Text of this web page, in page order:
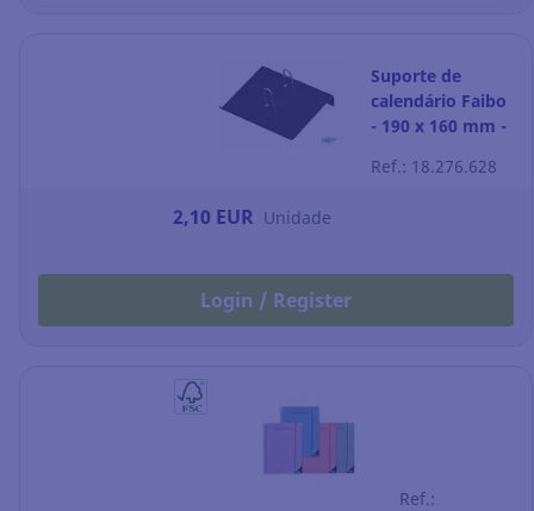
Suporte de
calendário Faibo
- 190 x 160 mm -
Ref.: 18.276.628
2,10 EUR Unidade
Login / Register
Ref.: